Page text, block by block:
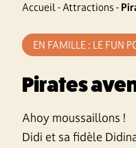
Accueil-Attractions -
EN FAMILLE : LE FUN
Pirates
Ahoy moussaillons !
Didi et sa fidèle